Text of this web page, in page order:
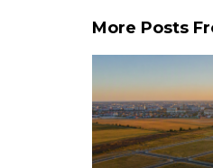
More Posts